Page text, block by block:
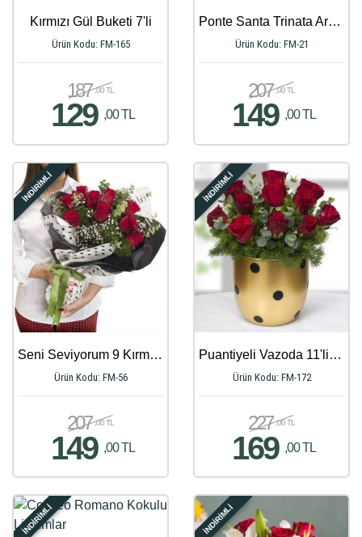
Kırmızı Gül Buketi 7'li
Ürün Kodu: FM-165
187 ,00 TL
129 ,00 TL
Ponte Santa Trinata Aranjmanı
Ürün Kodu: FM-21
207 ,00 TL
149 ,00 TL
İNDİRİMLİ
Seni Seviyorum 9 Kırmızı Gül Buketi
Ürün Kodu: FM-56
207 ,00 TL
149 ,00 TL
İNDİRİMLİ
Puantiyeli Vazoda 11'li Kırmızı Gül Aranjmanı
Ürün Kodu: FM-172
227 ,00 TL
169 ,00 TL
İNDİRİMLİ İNDİRİMLİ